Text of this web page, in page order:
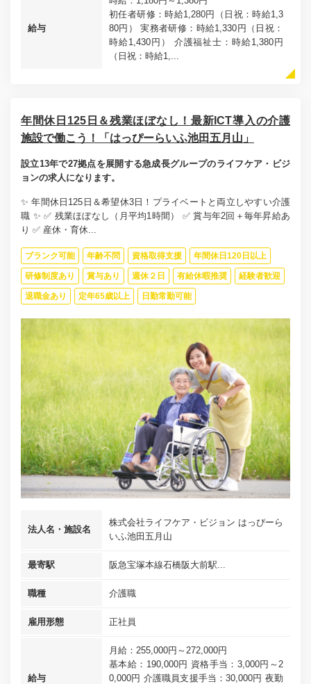
給与
初任者研修：時給1,280円（日祝：時給1,3
80円） 実務者研修：時給1,330円（日祝：
時給1,430円） 介護福祉士：時給1,380円
（日祝：時給1,...
年間休日125日＆残業ほぼなし！最新ICT導入の介護
施設で働こう！「はっぴーらいふ池田五月山」
設立13年で27拠点を展開する急成長グループのライフケア・ビジ
ョンの求人になります。
✨ 年間休日125日＆希望休3日！プライベートと両立しやすい介護
職 ✨ ✅ 残業ほぼなし（月平均1時間） ✅ 賞与年2回＋毎年昇給あ
り ✅ 産休・育休...
ブランク可能 年齢不問 資格取得支援 年間休日120日以上
研修制度あり 賞与あり 週休２日 有給休暇推奨 経験者歓迎
退職金あり 定年65歳以上 日勤常勤可能
法人名・施設名
株式会社ライフケア・ビジョン はっぴーら
いふ池田五月山
最寄駅 阪急宝塚本線石橋阪大前駅...
職種 介護職
雇用形態 正社員
給与
月給：255,000円～272,000円
基本給：190,000円 資格手当：3,000円～2
0,000円 介護職員支援手当：30,000円 夜勤